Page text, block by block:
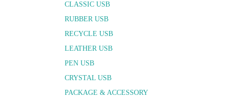
CLASSIC USB
RUBBER USB
RECYCLE USB
LEATHER USB
PEN USB
CRYSTAL USB
PACKAGE & ACCESSORY